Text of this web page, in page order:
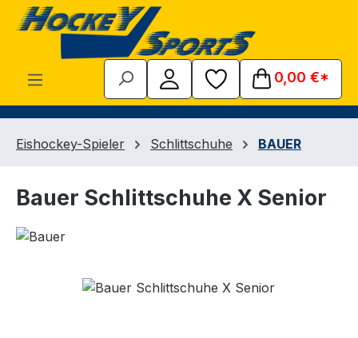
Zum Hauptinhalt springen
0,00 €*
Eishockey-Spieler Schlittschuhe BAUER
Bauer Schlittschuhe X Senior
Bildergalerie überspringen